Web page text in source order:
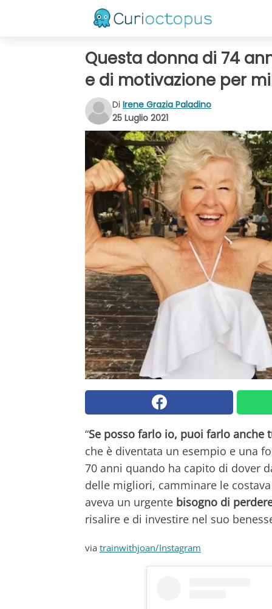
Questa donna di 74
e di motivazione per
Di Irene Grazia Paladino
25 Luglio 2021
“Se posso farlo io, puoi farlo anche
che è diventata un esempio e una
70 anni quando ha capito di dover
delle migliori, camminare le
aveva un urgente bisogno di
risalire e di investire nel suo
via trainwithjoan/Instagram